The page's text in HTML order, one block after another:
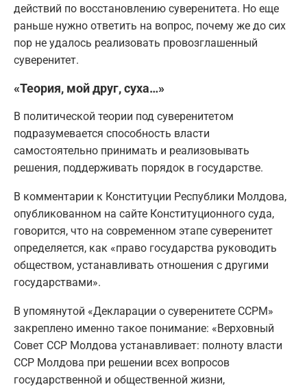
действий по восстановлению суверенитета. Но еще
раньше нужно ответить на вопрос, почему же до сих
пор не удалось реализовать провозглашенный
суверенитет.
«Теория, мой друг, суха…»
В политической теории под суверенитетом
подразумевается способность власти
самостоятельно принимать и реализовывать
решения, поддерживать порядок в государстве.
В комментарии к Конституции Республики Молдова,
опубликованном на сайте Конституционного суда,
говорится, что на современном этапе суверенитет
определяется, как «право государства руководить
обществом, устанавливать отношения с другими
государствами».
В упомянутой «Декларации о суверенитете ССРМ»
закреплено именно такое понимание: «Верховный
Совет ССР Молдова устанавливает: полноту власти
ССР Молдова при решении всех вопросов
государственной и общественной жизни,